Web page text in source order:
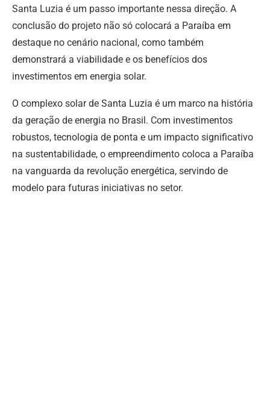
Santa Luzia é um passo importante nessa direção. A
conclusão do projeto não só colocará a Paraíba em
destaque no cenário nacional, como também
demonstrará a viabilidade e os benefícios dos
investimentos em energia solar.
O complexo solar de Santa Luzia é um marco na história
da geração de energia no Brasil. Com investimentos
robustos, tecnologia de ponta e um impacto significativo
na sustentabilidade, o empreendimento coloca a Paraíba
na vanguarda da revolução energética, servindo de
modelo para futuras iniciativas no setor.